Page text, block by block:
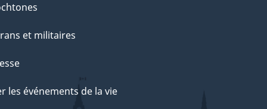
et militaires
les événements de la vie